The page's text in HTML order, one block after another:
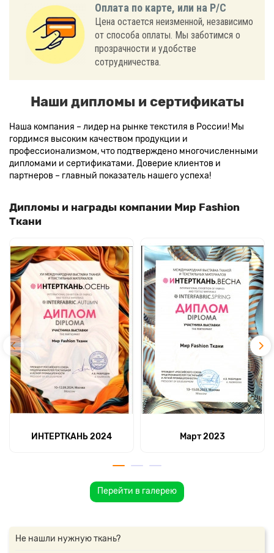
Оплата по карте, или на Р/С
Цена остается неизменной, независимо
от способа оплаты. Мы заботимся о
прозрачности и удобстве
сотрудничества.
Наши дипломы и сертификаты
Наша компания – лидер на рынке текстиля в России! Мы
гордимся высоким качеством продукции и
профессионализмом, что подтверждено многочисленными
дипломами и сертификатами. Доверие клиентов и
партнеров – главный показатель нашего успеха!
Дипломы и награды компании Мир Fashion
Ткани
ИНТЕРТКАНЬ 2024 Март 2023
Перейти в галерею
Не нашли нужную ткань?